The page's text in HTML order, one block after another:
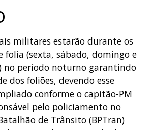
militares estarão durante os
folia (sexta, sábado, domingo e
no período noturno garantindo
dos foliões, devendo esse
conforme o capitão-PM
pelo policiamento no
de Trânsito (BPTran)